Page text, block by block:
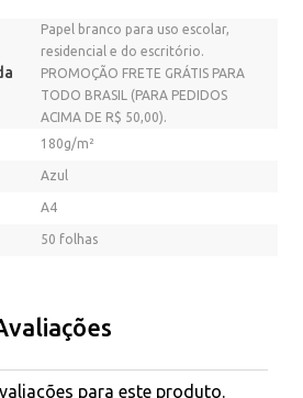
Papel branco para uso escolar,
residencial e do escritório.
PROMOÇÃO FRETE GRÁTIS PARA
TODO BRASIL (PARA PEDIDOS
ACIMA DE R$ 50,00).
180g/m²
Azul
A4
50 folhas
para este produto.